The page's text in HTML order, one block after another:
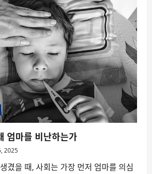
엄마를 비난하는가
2025
겼을 때, 사회는 가장 먼저 엄마를 의심